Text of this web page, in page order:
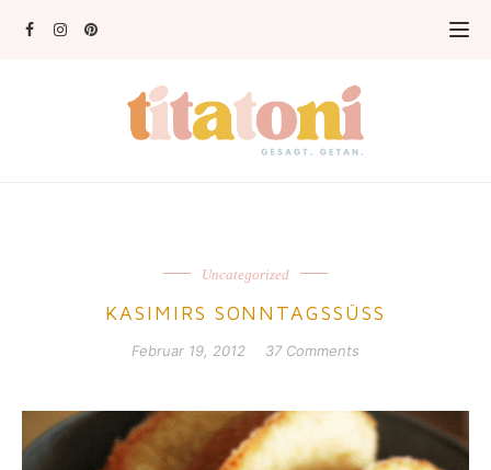
Uncategorized
KASIMIRS SONNTAGSSÜSS
Februar 19, 2012 37 Comments